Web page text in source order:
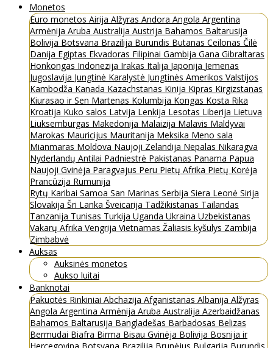
Monetos
Euro monetos Airija Alžyras Andora Angola Argentina
Armėnija Aruba Australija Austrija Bahamos Baltarusija
Bolivija Botsvana Brazilija Burundis Butanas Ceilonas Čilė
Danija Egiptas Ekvadoras Filipinai Gambija Gana Gibraltaras
Honkongas Indonezija Irakas Italija Japonija Jemenas
Jugoslavija Jungtinė Karalystė Jungtinės Amerikos Valstijos
Kambodža Kanada Kazachstanas Kinija Kipras Kirgizstanas
Kiurasao ir Sen Martenas Kolumbija Kongas Kosta Rika
Kroatija Kuko salos Latvija Lenkija Lesotas Liberija Lietuva
Liuksemburgas Makedonija Malaizija Malavis Maldyvai
Marokas Mauricijus Mauritanija Meksika Meno sala
Mianmaras Moldova Naujoji Zelandija Nepalas Nikaragva
Nyderlandų Antilai Padniestrė Pakistanas Panama Papua
Naujoji Gvinėja Paragvajus Peru Pietų Afrika Pietų Korėja
Prancūzija Rumunija
Rytų Karibai Samoa San Marinas Serbija Siera Leonė Sirija
Slovakija Šri Lanka Šveicarija Tadžikistanas Tailandas
Tanzanija Tunisas Turkija Uganda Ukraina Uzbekistanas
Vakarų Afrika Vengrija Vietnamas Žaliasis kyšulys Zambija
Zimbabvė
Auksas
Auksinės monetos
Aukso luitai
Banknotai
Pakuotės Rinkiniai Abchazija Afganistanas Albanija Alžyras
Angola Argentina Armėnija Aruba Australija Azerbaidžanas
Bahamos Baltarusija Bangladešas Barbadosas Belizas
Bermudai Biafra Birma Bisau Gvinėja Bolivija Bosnija ir
Hercegovina Botsvana Brazilija Brunėjus Bulgarija Burundis